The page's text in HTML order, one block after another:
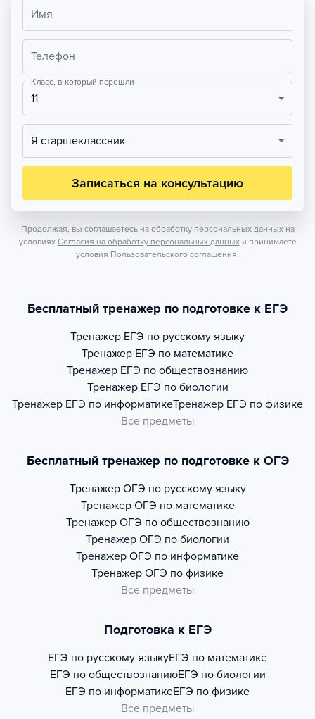
Имя
Телефон
Класс, в который перешли
11
Я старшеклассник
Записаться на консультацию
Продолжая, вы соглашаетесь на обработку персональных данных на
условиях Согласия на обработку персональных данных и принимаете
условия Пользовательского соглашения.
Бесплатный тренажер по подготовке к ЕГЭ
Тренажер ЕГЭ по русскому языку
Тренажер ЕГЭ по математике
Тренажер ЕГЭ по обществознанию
Тренажер ЕГЭ по биологии
Тренажер ЕГЭ по информатикеТренажер ЕГЭ по физике
Все предметы
Бесплатный тренажер по подготовке к ОГЭ
Тренажер ОГЭ по русскому языку
Тренажер ОГЭ по математике
Тренажер ОГЭ по обществознанию
Тренажер ОГЭ по биологии
Тренажер ОГЭ по информатике
Тренажер ОГЭ по физике
Все предметы
Подготовка к ЕГЭ
ЕГЭ по русскому языкуЕГЭ по математике
ЕГЭ по обществознаниюЕГЭ по биологии
ЕГЭ по информатикеЕГЭ по физике
Все предметы